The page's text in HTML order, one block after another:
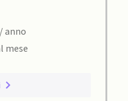
/ anno
mese